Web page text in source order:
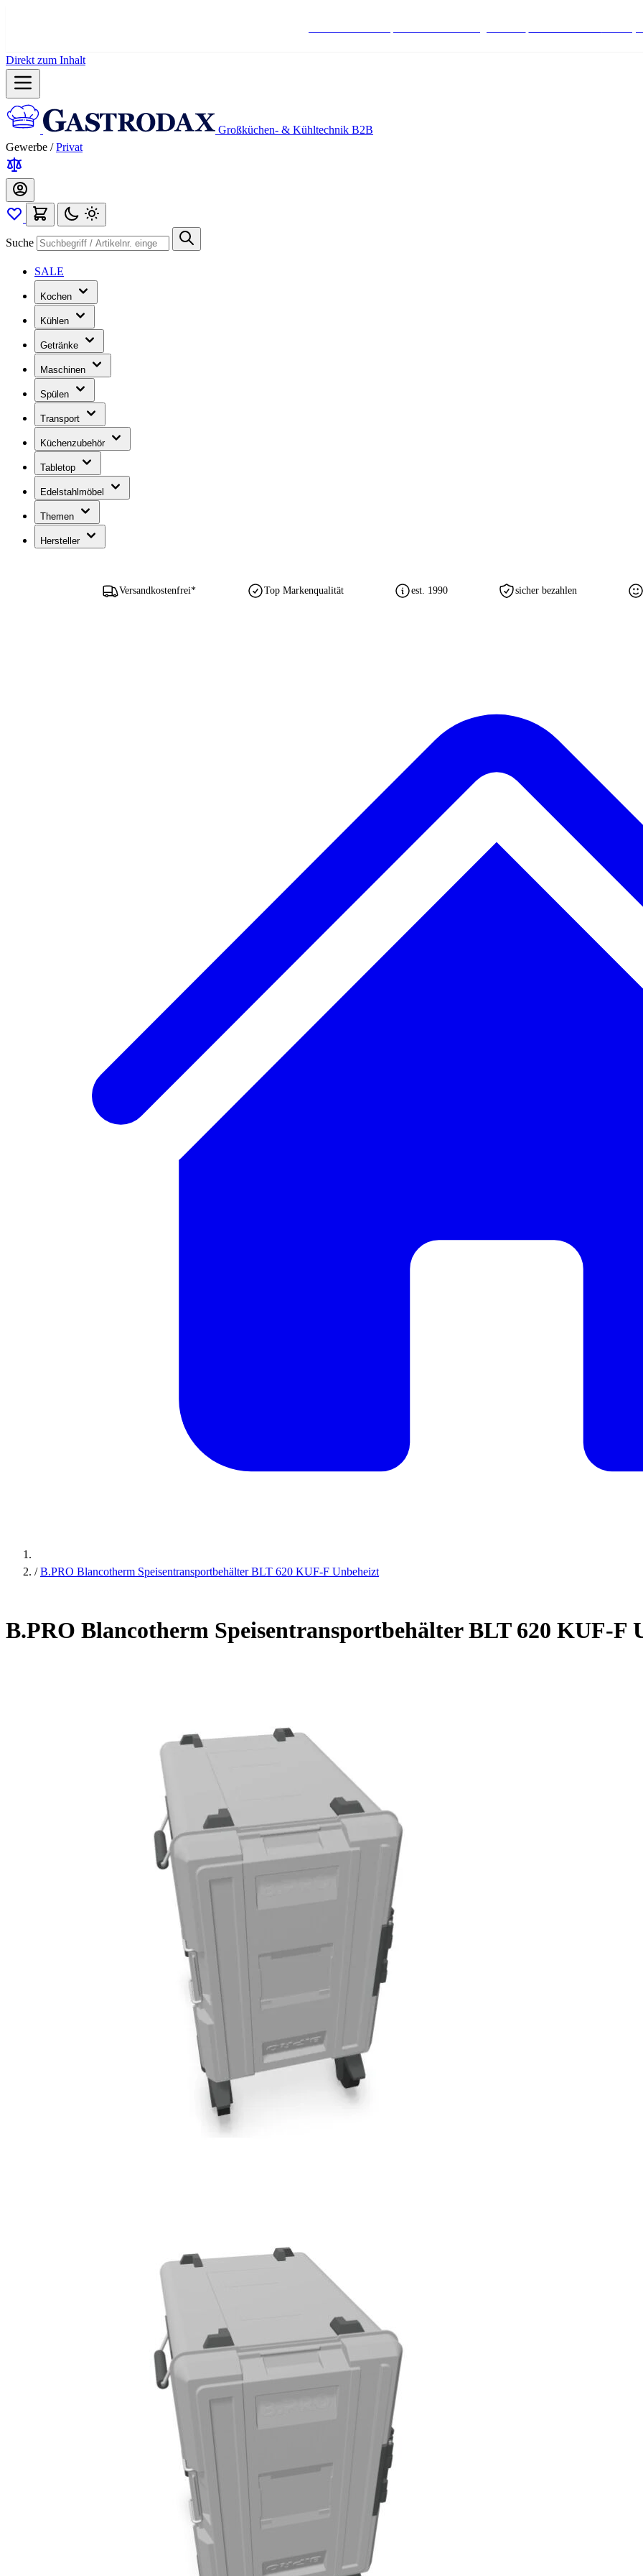
Direkt zum Inhalt
Großküchen- & Kühltechnik B2B
Gewerbe / Privat
Suche
SALE
Kochen
Kühlen
Getränke
Maschinen
Spülen
Transport
Küchenzubehör
Tabletop
Edelstahlmöbel
Themen
Hersteller
Versandkostenfrei* Top Markenqualität est. 1990 sicher bezahlen
/ B.PRO Blancotherm Speisentransportbehälter BLT 620 KUF-F Unbeheizt
B.PRO Blancotherm Speisentransportbehälter BLT 620 KUF-F